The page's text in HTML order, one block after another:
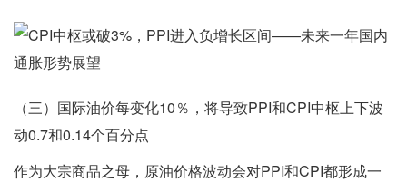
（三）国际油价每变化10％，将导致PPI和CPI中枢上下波
动0.7和0.14个百分点
作为大宗商品之母，原油价格波动会对PPI和CPI都形成一